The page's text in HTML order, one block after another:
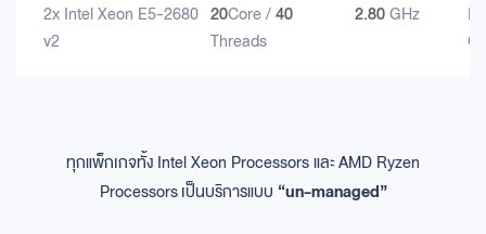
2x Intel Xeon E5-2680
v2
20Core /40
Threads
2.80GHz
ทุกแพ็กเกจทั้ง Intel Xeon Processors และ AMD Ryzen
Processorsเป็นบริการแบบ “un-managed”